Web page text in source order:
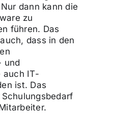
dann kann die
zu
führen. Das
dass in den
und
auch IT-
ist. Das